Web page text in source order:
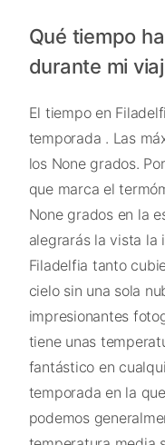
Qué tiempo
durante mi
El tiempo en
temporada . Las
los None grados.
que marca el
None grados en la
alegrarás la vista la
Filadelfia tanto
cielo sin una sola
impresionantes
tiene unas
fantástico en
temporada en la
podemos